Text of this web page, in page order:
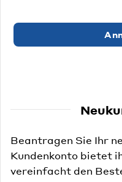
Beantragen Sie Ihr
Kundenkonto bietet
vereinfacht den